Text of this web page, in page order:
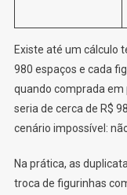
Existe até um cálculo
980 espaços e cada
quando comprada
seria de cerca de R$
cenário impossível:
Na prática, as
troca de figurinhas